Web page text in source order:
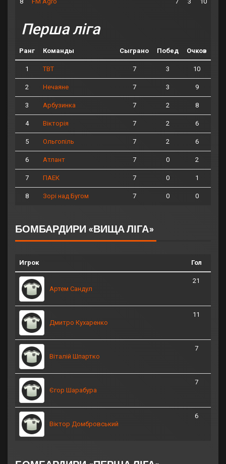
Перша ліга
Ранг Команды Сыграно Побед Очков
1 ТВТ 7 3 10
2 Нечаяне 7 3 9
3 Арбузинка 7 2 8
4 Вікторія 7 2 6
5 Ольгопіль 7 2 6
6 Атлант 7 0 2
7 ПАЕК 7 0 1
8 Зорі над Бугом 7 0 0
БОМБАРДИРИ «ВИЩА ЛІГА»
Игрок Гол
Артем Сандул
21
Дмитро Кухаренко
11
Віталій Шпартко
7
Єгор Шарабура
7
Віктор Домбровський
6